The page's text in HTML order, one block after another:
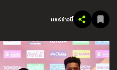
แชร์ข่าวนี้